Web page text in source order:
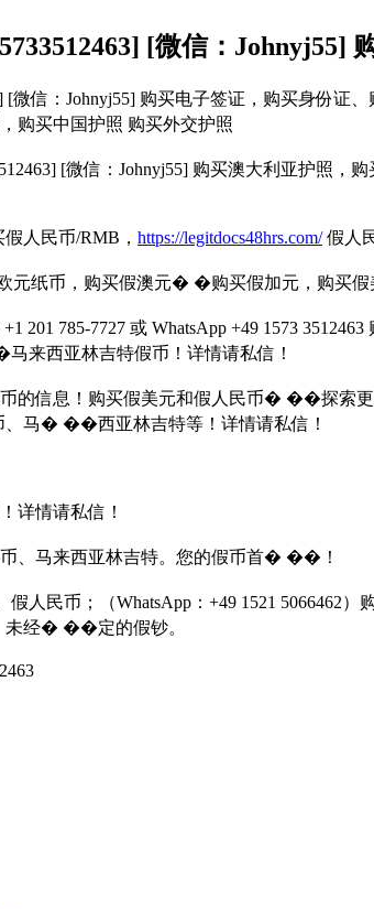
[微信：Johnyj55]
[微信：Johnyj55] 购买电子签证，购买身
买中国护照 购买外交护照
[微信：Johnyj55] 购买澳大利亚护
人民币/RMB， https://legitdocs48hrs.com/假人
元纸币，购买假澳元� �购买假加元，购买
201 785-7727 或 WhatsApp +49 1573
来西亚林吉特假币！详情请私信！
信息！购买假美元和假人民币� ��探索更
、马� ��西亚林吉特等！详情请私信！
详情请私信！
、马来西亚林吉特。您的假币首� ��！
假人民币；（WhatsApp：+49 1521
未经� ��定的假钞。